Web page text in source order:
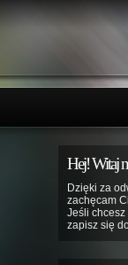
Hej! Witaj
Dzięki za
zachęcam
Jeśli
zapisz się